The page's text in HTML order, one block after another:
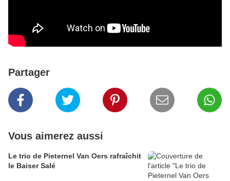
Partager
Vous aimerez aussi
Le trio de Pieternel Van Oers rafraîchit
le Baiser Salé